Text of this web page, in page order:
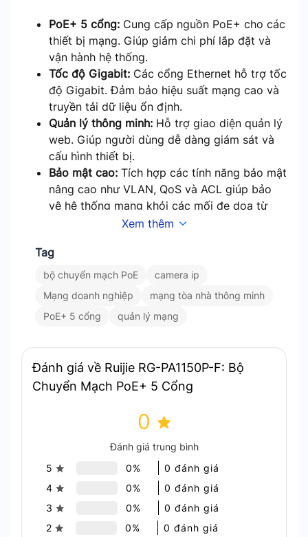
PoE+ 5 cổng: Cung cấp nguồn PoE+ cho các
thiết bị mạng. Giúp giảm chi phí lắp đặt và
vận hành hệ thống.
Tốc độ Gigabit: Các cổng Ethernet hỗ trợ tốc
độ Gigabit. Đảm bảo hiệu suất mạng cao và
truyền tải dữ liệu ổn định.
Quản lý thông minh: Hỗ trợ giao diện quản lý
web. Giúp người dùng dễ dàng giám sát và
cấu hình thiết bị.
Bảo mật cao: Tích hợp các tính năng bảo mật
nâng cao như VLAN, QoS và ACL giúp bảo
vệ hệ thống mạng khỏi các mối đe dọa từ
cơ chế tiết kiệm điện năng như chế độ tự
động tắt cổng không sử dụng.
Ứng dụng:
các thiết bị như camera giám sát, điểm truy
cập Wi-Fi. Hệ thống báo động và các thiết bị
IoT.
các văn phòng. Cửa hàng hoặc các mạng
doanh nghiệp nhỏ yêu cầu giải pháp mạng
linh hoạt và tiết kiệm.
Mạng giám sát:Hỗ trợ các ứng dụng yêu cầu
kết nối mạng ổn định và nguồn điện PoE cho
camera và các thiết bị giám sát.
Tại sao nên chọn:
Xem thêm
Tag
bộ chuyển mạch PoE
camera ip
Mạng doanh nghiệp
mạng tòa nhà thông minh
PoE+ 5 cổng
quản lý mạng
Đánh giá về Ruijie RG-PA1150P-F: Bộ
Chuyển Mạch PoE+ 5 Cổng
0
Đánh giá trung bình
5
0%
0 đánh giá
4
0%
0 đánh giá
3
0%
0 đánh giá
2
0%
0 đánh giá